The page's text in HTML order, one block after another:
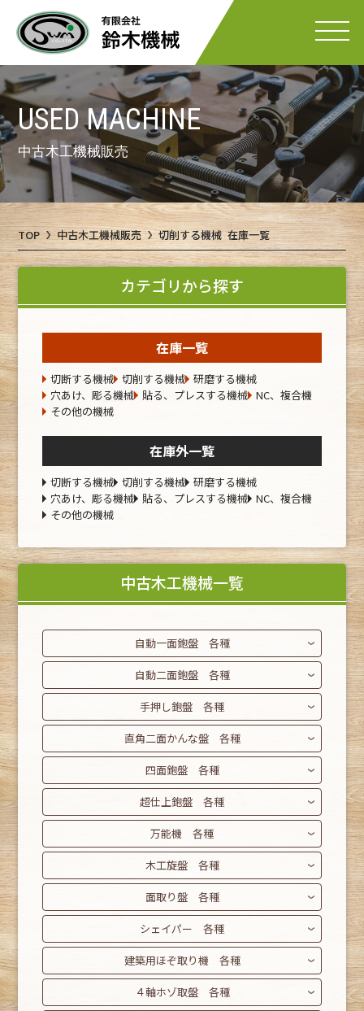
USED MACHINE
中古木工機械販売
TOP 中古木工機械販売 切削する機械 在庫一覧
カテゴリから探す
在庫一覧
切断する機械 切削する機械 研磨する機械
穴あけ、彫る機械 貼る、プレスする機械 NC、複合機
その他の機械
在庫外一覧
切断する機械 切削する機械 研磨する機械
穴あけ、彫る機械 貼る、プレスする機械 NC、複合機
その他の機械
中古木工機械一覧
自動一面鉋盤 各種
自動二面鉋盤 各種
手押し鉋盤 各種
直角二面かんな盤 各種
四面鉋盤 各種
超仕上鉋盤 各種
万能機 各種
木工旋盤 各種
面取り盤 各種
シェイパー 各種
建築用ほぞ取り機 各種
４軸ホゾ取盤 各種